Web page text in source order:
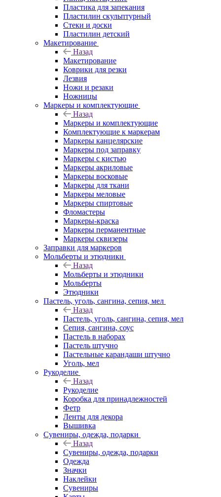
Пластика для запекания
Пластилин скульптурный
Стеки и доски
Пластилин детский
Макетирование
Назад
Макетирование
Коврики для резки
Лезвия
Ножи и резаки
Ножницы
Маркеры и комплектующие
Назад
Маркеры и комплектующие
Комплектующие к маркерам
Маркеры канцелярские
Маркеры под заправку
Маркеры с кистью
Маркеры акриловые
Маркеры восковые
Маркеры для ткани
Маркеры меловые
Маркеры спиртовые
Фломастеры
Маркеры-краска
Маркеры перманентные
Маркеры сквизеры
Заправки для маркеров
Мольберты и этюдники
Назад
Мольберты и этюдники
Мольберты
Этюдники
Пастель, уголь, сангина, сепия, мел
Назад
Пастель, уголь, сангина, сепия, мел
Сепия, сангина, соус
Пастель в наборах
Пастель штучно
Пастельные карандаши штучно
Уголь, мел
Рукоделие
Назад
Рукоделие
Коробка для принадлежностей
Фетр
Ленты для декора
Вышивка
Сувениры, одежда, подарки
Назад
Сувениры, одежда, подарки
Одежда
Значки
Наклейки
Сувениры